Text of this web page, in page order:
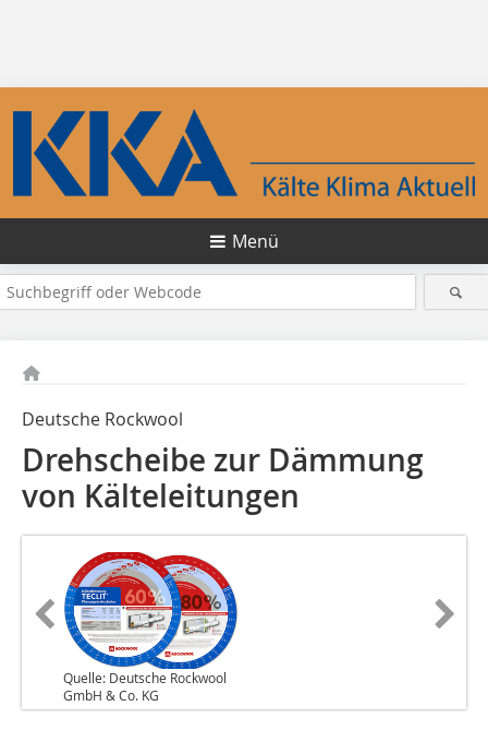
Menü
Deutsche Rockwool
Drehscheibe zur Dämmung
von Kälteleitungen
Quelle: Deutsche Rockwool
GmbH & Co. KG